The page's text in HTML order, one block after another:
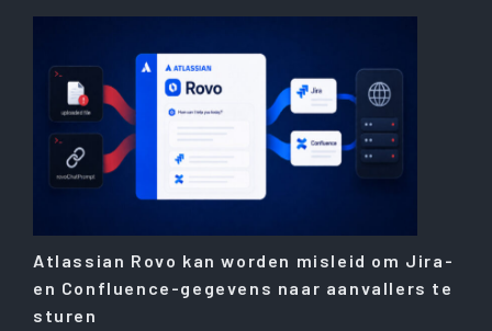
Atlassian Rovo kan worden misleid om Jira-
en Confluence-gegevens naar aanvallers te
sturen